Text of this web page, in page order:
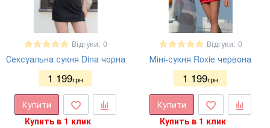
Відгуки: 0
Сексуальна сукня Dina чорна
1 199грн
Купити
Купить в 1 клик
Відгуки: 0
Міні-сукня Roxie червона
1 199грн
Купити
Купить в 1 клик